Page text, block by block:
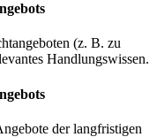
(z. B. zu
Handlungswissen.
der langfristigen